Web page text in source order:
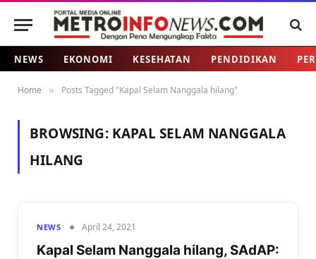
NEWS EKONOMI KESEHATAN PENDIDIKAN
Home » Posts Tagged "Kapal Selam Nanggala hilang"
BROWSING: KAPAL SELAM NANGGALA
HILANG
NEWS April 24, 2021
Kapal Selam Nanggala hilang, SAdAP: